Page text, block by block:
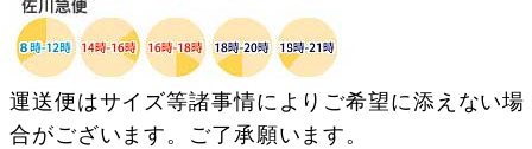
運送便はサイズ等諸事情によりご希望に添えない場
合がございます。ご了承願います。